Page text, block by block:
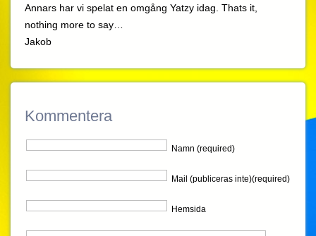
Annars har vi spelat en omgång Yatzy idag. Thats it,
nothing more to say…
Jakob
Kommentera
Namn (required)
Mail (publiceras inte)(required)
Hemsida